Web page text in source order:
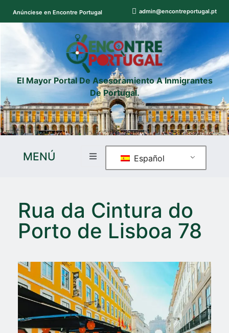
Anúnciese en Encontre Portugal admin@encontreportugal.pt
El Mayor Portal De Asesoramiento A Inmigrantes
De Portugal.
MENÚ Español
Rua da Cintura do
Porto de Lisboa 78